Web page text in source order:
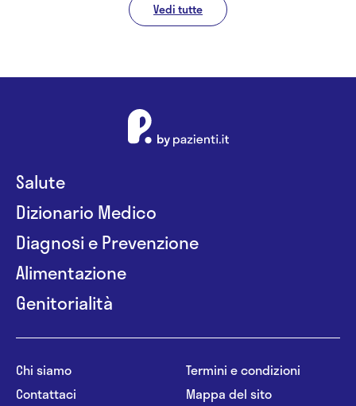
Vedi tutte
Salute
Dizionario Medico
Diagnosi e Prevenzione
Alimentazione
Genitorialità
Chi siamo
Contattaci
Termini e condizioni
Mappa del sito